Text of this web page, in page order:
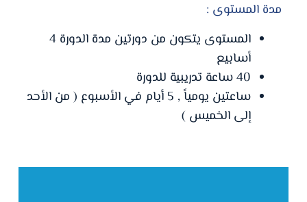
مدة المستوى :
المستوى يتكون من دورتين مدة الدورة 4
أسابيع
40 ساعة تدريبية للدورة
ساعتين يومياً , 5 أيام في الأسبوع ( من الأحد
إلى الخميس )